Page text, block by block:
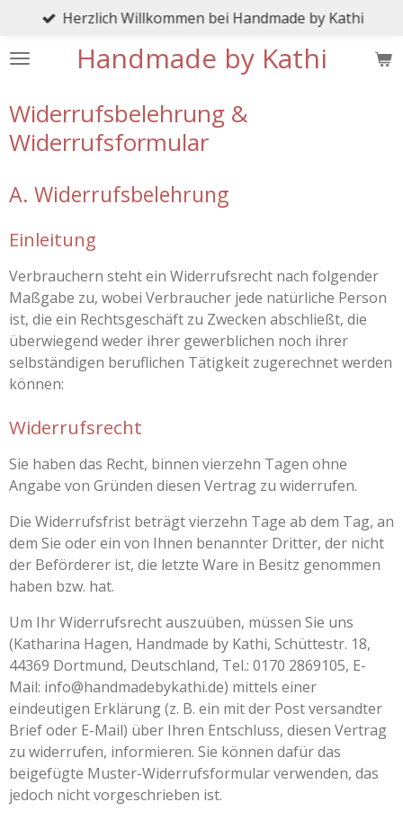
springen
Handmade by Kathi
Herzlich Willkommen bei Handmade by Kathi
Widerrufsbelehrung &
Widerrufsformular
A. Widerrufsbelehrung
Einleitung
Verbrauchern steht ein Widerrufsrecht nach folgender
Maßgabe zu, wobei Verbraucher jede natürliche Person
ist, die ein Rechtsgeschäft zu Zwecken abschließt, die
überwiegend weder ihrer gewerblichen noch ihrer
selbständigen beruflichen Tätigkeit zugerechnet werden
können:
Widerrufsrecht
Sie haben das Recht, binnen vierzehn Tagen ohne
Angabe von Gründen diesen Vertrag zu widerrufen.
Die Widerrufsfrist beträgt vierzehn Tage ab dem Tag, an
dem Sie oder ein von Ihnen benannter Dritter, der nicht
der Beförderer ist, die letzte Ware in Besitz genommen
haben bzw. hat.
Um Ihr Widerrufsrecht auszuüben, müssen Sie uns
(Katharina Hagen, Handmade by Kathi, Schüttestr. 18,
44369 Dortmund, Deutschland, Tel.: 0170 2869105, E-
Mail: info@handmadebykathi.de) mittels einer
eindeutigen Erklärung (z. B. ein mit der Post versandter
Brief oder E-Mail) über Ihren Entschluss, diesen Vertrag
zu widerrufen, informieren. Sie können dafür das
beigefügte Muster-Widerrufsformular verwenden, das
jedoch nicht vorgeschrieben ist.